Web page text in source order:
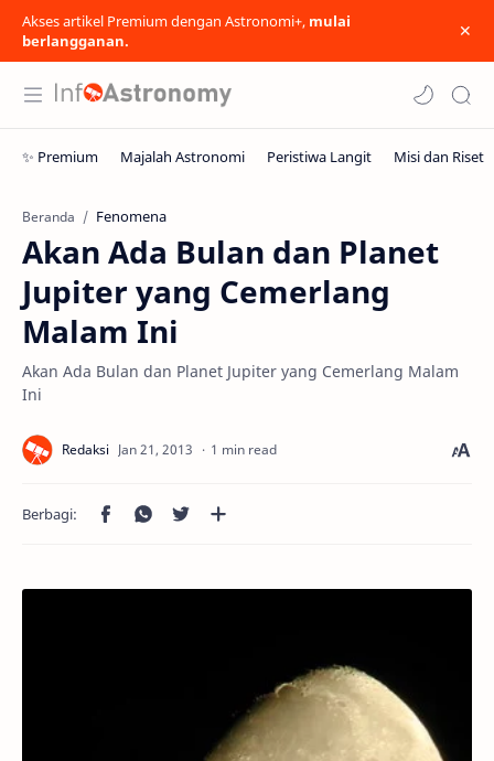
Akses artikel Premium dengan Astronomi+, mulai
berlangganan.
Beranda Fenomena
Akan Ada Bulan dan Planet
Jupiter yang Cemerlang
Malam Ini
Akan Ada Bulan dan Planet Jupiter yang Cemerlang Malam
Ini
1 min read